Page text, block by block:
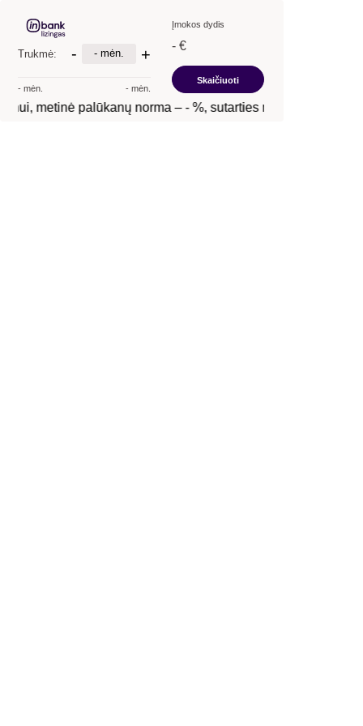
Trukmė: - - mėn. +
- mėn. - mėn.
Įmokos dydis
- €
Skaičiuoti
metinė palūkanų norma –- %, sutarties mokestis –